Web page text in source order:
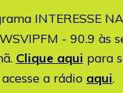
INTERESSE
- 90.9 às
Clique aqui para
acesse a rádio aqui.